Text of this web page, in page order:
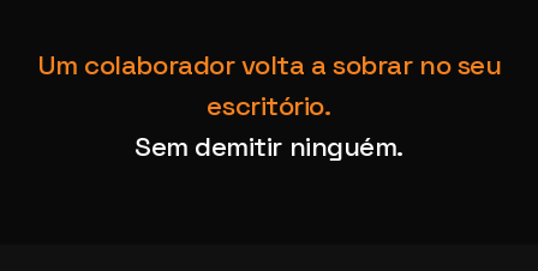
Um colaborador volta a sobrar no seu
escritório.
Sem demitir ninguém.